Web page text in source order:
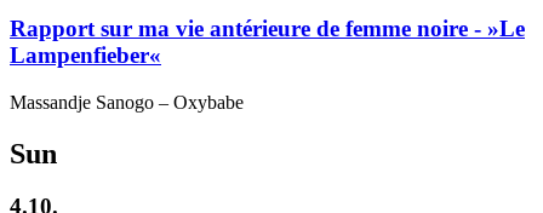
Rapport sur ma vie antérieure de femme noire - »Le
Lampenfieber«
Massandje Sanogo – Oxybabe
Sun
4.10.